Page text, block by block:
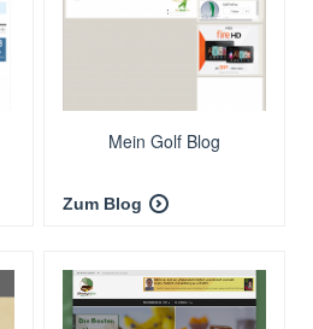
Mein Golf Blog
Zum Blog